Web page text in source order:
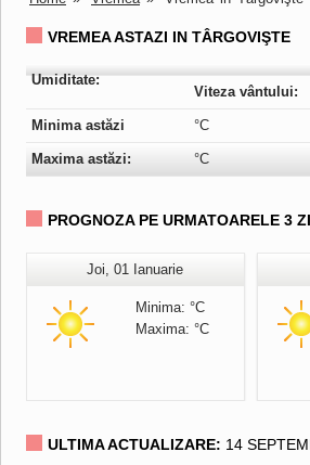
VREMEA ASTAZI IN TÂRGOVIŞTE
Umiditate:
Viteza vântului:
Minima astăzi °C
Maxima astăzi: °C
PROGNOZA PE URMATOARELE 3
Joi, 01 Ianuarie
Minima: °C
Maxima: °C
ULTIMA ACTUALIZARE: 14